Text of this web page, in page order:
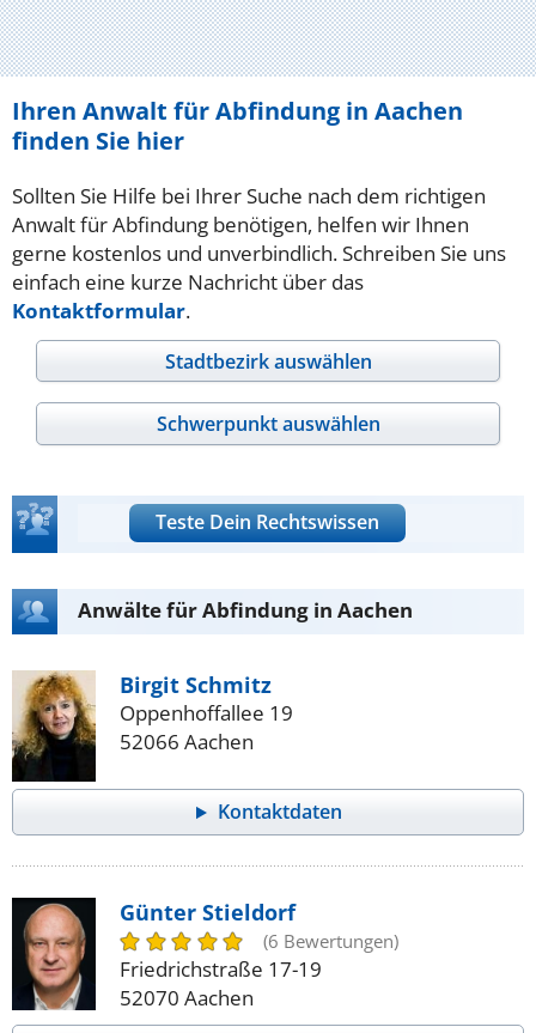
Ihren Anwalt für Abfindung in Aachen
finden Sie hier
Sollten Sie Hilfe bei Ihrer Suche nach dem richtigen
Anwalt für Abfindung benötigen, helfen wir Ihnen
gerne kostenlos und unverbindlich. Schreiben Sie uns
einfach eine kurze Nachricht über das
Kontaktformular.
Stadtbezirk auswählen
Schwerpunkt auswählen
Teste Dein Rechtswissen
Anwälte für Abfindung in Aachen
Birgit Schmitz
Oppenhoffallee 19
52066 Aachen
Kontaktdaten
Günter Stieldorf
(6 Bewertungen)
Friedrichstraße 17-19
52070 Aachen